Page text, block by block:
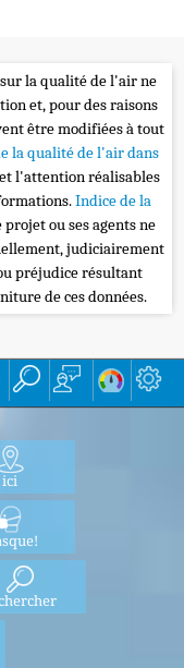
sur la qualité de l'air ne
et, pour des raisons
être modifiées à tout
la qualité de l'air dans
l'attention réalisables
Indice de la
projet ou ses agents ne
judiciairement
préjudice résultant
de ces données.
ici